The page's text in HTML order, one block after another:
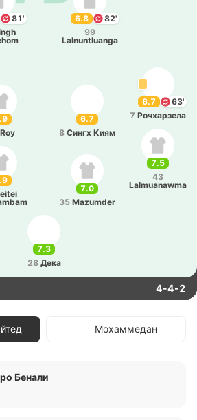
7.3
28 Дека
7.5
43
Lalmuanawma
7.0
35 Mazumder
6.7
63'
7 Ро­чха­рзе­ла
6.7
8 Сингх Киям
Roy
81'
6.8
82'
99
Lalnuntluanga
4-4-2
Мохаммедан
Бенали